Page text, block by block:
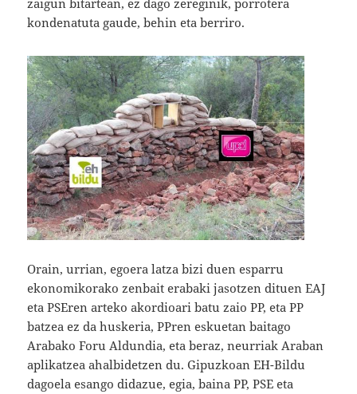
kondenatuta gaude, behin eta berriro.
Orain, urrian, egoera latza bizi duen esparru
ekonomikorako zenbait erabaki jasotzen dituen EAJ
eta PSEren arteko akordioari batu zaio PP, eta PP
batzea ez da huskeria, PPren eskuetan baitago
Arabako Foru Aldundia, eta beraz, neurriak Araban
aplikatzea ahalbidetzen du. Gipuzkoan EH-Bildu
dagoela esango didazue, egia, baina PP, PSE eta